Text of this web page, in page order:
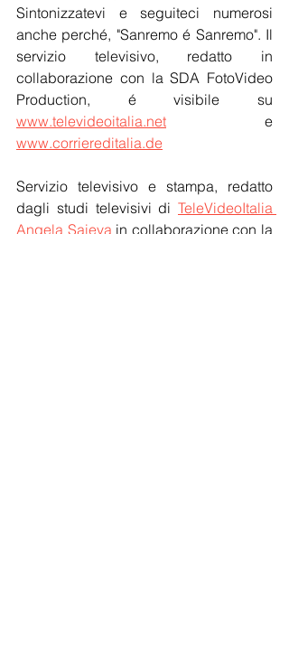
Sintonizzatevi e seguiteci numerosi
anche perché, "Sanremo é Sanremo". Il
servizio televisivo, redatto in
collaborazione con la SDA FotoVideo
www.televideoitalia.net
www.corriereditalia.de
Servizio televisivo e stampa, redatto
dagli studi televisivi di TeleVideoItalia
Angela Saieva